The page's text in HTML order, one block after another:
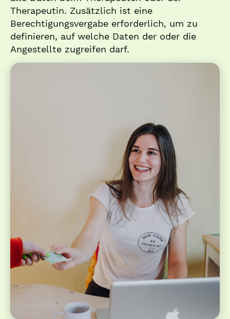
Therapeutin. Zusätzlich ist eine
Berechtigungsvergabe erforderlich, um zu
definieren, auf welche Daten der oder die
Angestellte zugreifen darf.